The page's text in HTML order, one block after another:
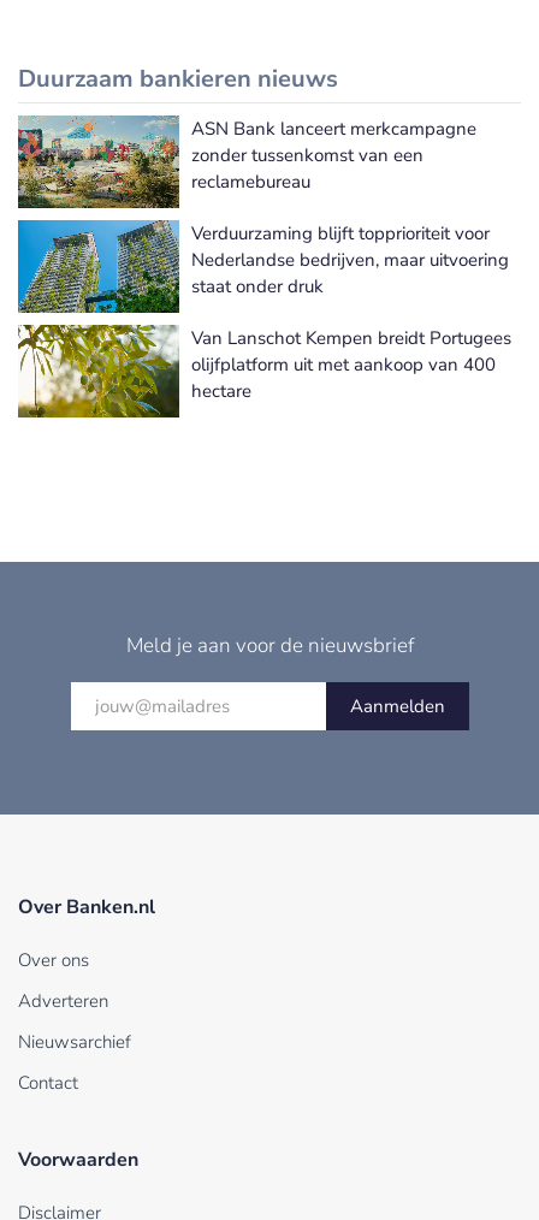
Duurzaam bankieren nieuws
Meer Duurzaam bankieren nieuws
ASN Bank lanceert merkcampagne
zonder tussenkomst van een
reclamebureau
Verduurzaming blijft topprioriteit voor
Nederlandse bedrijven, maar uitvoering
staat onder druk
Van Lanschot Kempen breidt Portugees
olijfplatform uit met aankoop van 400
hectare
Meld je aan voor de nieuwsbrief
Aanmelden
Over Banken.nl
Over ons
Adverteren
Nieuwsarchief
Contact
Voorwaarden
Disclaimer